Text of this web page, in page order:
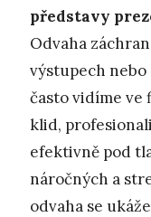
představy
Odvaha
výstupech
často vidíme ve
klid,
efektivně pod
náročných a
odvaha se